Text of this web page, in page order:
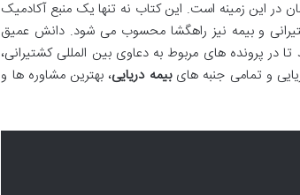
در این زمینه است. این کتاب نه تنها یک منبع آکادمیک
و بیمه نیز راهگشا محسوب می شود. دانش عمیق
در پرونده های مربوط به دعاوی بین المللی کشتیرانی،
و تمامی جنبه هایبیمه دریایی، بهترین مشاوره ها و